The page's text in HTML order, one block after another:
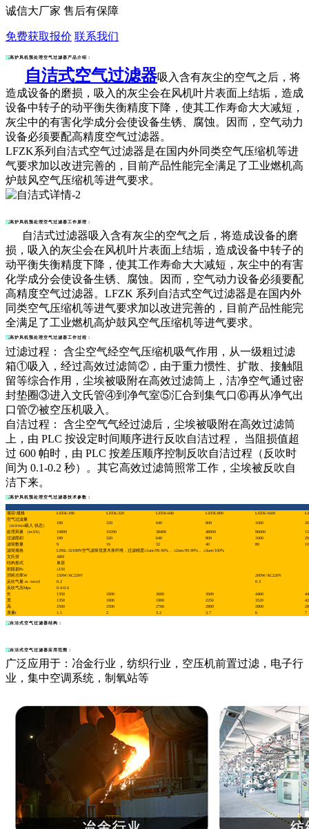
诚信大厂家 售后有保障
免费获取报价 联系我们
高炉风机预处理空气过滤器产品介绍：
自洁式空气过滤器吸入含有灰尘的空气之后，将
造成设备的磨损，吸入的灰尘会在风机叶片表面上结垢，造成
设备中转子的动平衡失衡精度下降，使其工作寿命大大减短，
灰尘中的有害化学成分会使设备生锈、腐蚀。因而，空气动力
设备必须要配高精度空气过滤器。
LFZK系列 自洁式空气过滤器是在国内外同类空气压缩机等进
气要求加以改进完善的，目前产品性能完全满足了工业燃机高
炉鼓风空气压缩机等进气要求。
高炉风机预处理空气过滤器工作原理：
自洁式过滤器吸入含有灰尘的空气之后，将造成设备的磨
损，吸入的灰尘会在风机叶片表面上结垢，造成设备中转子的
动平衡失衡精度下降，使其工作寿命大大减短，灰尘中的有害
化学成分会使设备生锈、腐蚀。因而，空气动力设备必须要配
高精度空气过滤器。LFZK 系列自洁式空气过滤器是在国内外
同类空气压缩机等进气要求加以改进完善的，目前产品性能完
全满足了工业燃机高炉鼓风空气压缩机等进气要求。
高炉风机预处理空气过滤器工作过程：
过滤过程： 含尘空气经空气压缩机吸气作用，从一级粗过滤
箱①吸入，经过高效过滤筒②，由于重力惯性、扩散、接触阻
留等综合作用，尘埃被吸附在高效过滤筒上，洁净空气通过密
封垫圈③进入文氏管④到净气室⑤汇合到集气口⑥再从净气出
口管⑦被空压机吸入。
自洁过程： 含尘空气气经过滤后，尘埃被吸附在高效过滤筒
上，由 PLC 按设定时间顺序进行反吹自洁过程， 当阻损值超
过 600 帕时，由 PLC 按差压顺序控制反吹自洁过程（反吹时
间为 0.1-0.2 秒）。其它高效过滤筒照常工作，尘埃被反吹自
洁下来。
高炉风机预处理空气过滤器技术参数：
项目\规格 LFZK-180 LFZK-320 LFZK-640 LFZK-800 LFZK-1600
空气过滤量
180
320 640 800 1600
（m3/min吸入 状态）
处理风量 （m3/h）
10800 19200 38400 48000 96000
过滤面积
180 320 640 800 1600
滤筒数量
9 16 32 40 80
滤筒规格
LFKL-3210HV空气滤筒优质木浆纤维，过滤精度≥1um/99.96%， ≥2um/99.99%， ≥3um/100%
文氏管
ABS
结构形式
单层
初阻损Pa
≤150
消耗功率W
150W/AC220V
200W/AC220V
反吹气量 m /min3
0.2
0.3
反吹气压Mpa
0.4-0.6
长
1350 1800 3600 3600 4400
宽
1350 1800 1800 2250 3520
高
2500 2500 2700 2800 2800
质量t
1.5 2 3.2 3.7 6 7
自洁式空气过滤器结构：
自洁式空气过滤器应用范围：
广泛应用于：冶金行业，纺织行业，空压机前置过滤，电子行
业，集中空调系统，制氧站等